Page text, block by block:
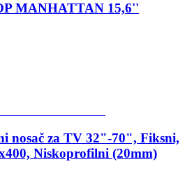
MANHATTAN 15,6''
nosač za TV 32"-70", Fiksni,
Niskoprofilni (20mm)